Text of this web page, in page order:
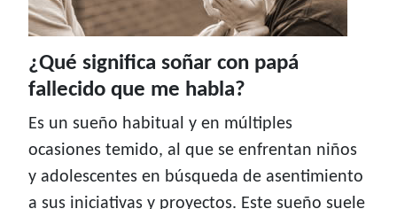
¿Qué significa soñar con papá
fallecido que me habla?
Es un sueño habitual y en múltiples
ocasiones temido, al que se enfrentan niños
y adolescentes en búsqueda de asentimiento
a sus iniciativas y proyectos. Este sueño suele